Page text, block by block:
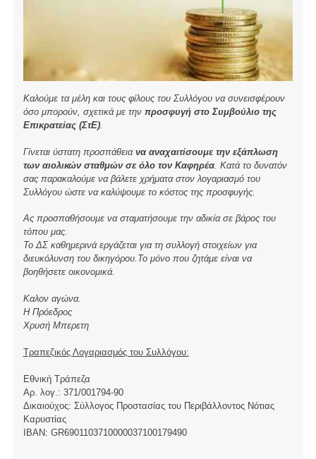
Καλούμε τα μέλη και τους φίλους του Συλλόγου να συνεισφέρουν
όσο μπορούν, σχετικά με την προσφυγή στο Συμβούλιο της
Επικρατείας (ΣτΕ).
Γίνεται ύστατη προσπάθεια να αναχαιτίσουμε την εξάπλωση
των αιολικών σταθμών σε όλο τον Καφηρέα. Κατά το δυνατόν
σας παρακαλούμε να βάλετε χρήματα στον λογαριασμό του
Συλλόγου ώστε να καλύψουμε το κόστος της προσφυγής.
Ας προσπαθήσουμε να σταματήσουμε την αδικία σε βάρος του
τόπου μας.
Το ΔΣ καθημερινά εργάζεται για τη συλλογή στοιχείων για
διευκόλυνση του δικηγόρου.Το μόνο που ζητάμε είναι να
βοηθήσετε οικονομικά.
Καλον αγώνα.
Η Πρόεδρος
Χρυσή Μπερετη
Τραπεζικός Λογαριασμός του Συλλόγου:
Εθνική Τράπεζα
Αρ. λογ.: 371/001794-90
Δικαιούχος: Σύλλογος Προστασίας του Περιβάλλοντος Νότιας
Καρυστίας
ΙBAN: GR6901103710000037100179490